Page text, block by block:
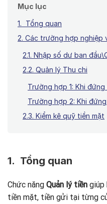
Mục lục
1. Tổng quan
2. Các trường hợp nghiệp
2.1. Nhập số dư ban
2.2. Quản lý Thu chi
Trường hợp 1: Khi
Trường hợp 2: Khi
2.3. Kiểm kê quỹ tiền mặt
1. Tổng quan
Chức năng Quản lý tiền giúp
tiền mặt, tiền gửi tại từng